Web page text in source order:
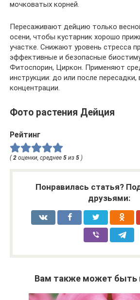
мочковатых корней.
Пересаживают дейцию только
осени, чтобы кустарник хорошо
участке. Снижают уровень стресса
эффективные и безопасные
Фитоспорин, Циркон. Применяют
инструкции: до или после пересадки,
концентрации.
Фото растения Дейция
Рейтинг
( 2 оценки, среднее 5 из 5 )
Понравилась статья?
друзьями:
Вам также может быть